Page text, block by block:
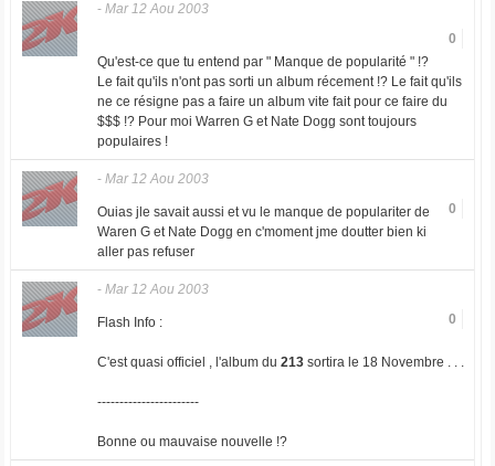
- Mar 12 Aou 2003
0
Qu'est-ce que tu entend par " Manque de popularité " !?
Le fait qu'ils n'ont pas sorti un album récement !? Le fait qu'ils
ne ce résigne pas a faire un album vite fait pour ce faire du
$$$ !? Pour moi Warren G et Nate Dogg sont toujours
populaires !
- Mar 12 Aou 2003
0
Ouias jle savait aussi et vu le manque de populariter de
Waren G et Nate Dogg en c'moment jme doutter bien ki
aller pas refuser
- Mar 12 Aou 2003
0
Flash Info :
C'est quasi officiel , l'album du 213sortira le 18 Novembre . . .
-----------------------
Bonne ou mauvaise nouvelle !?